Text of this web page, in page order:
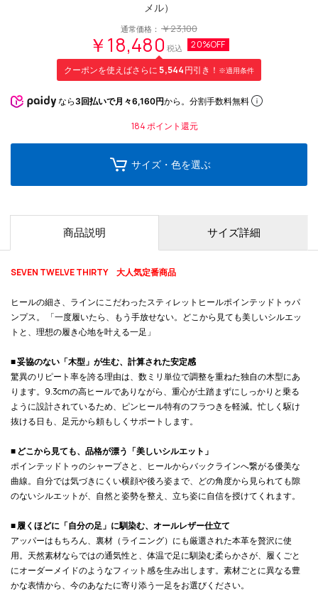
メル）
通常価格： ￥23,100
￥18,480 税込 20%OFF
クーポンを使えばさらに5,544円引き！ ※適用条件
なら 3回払いで月々6,160円から。分割手数料無料
184ポイント還元
サイズ・色を選ぶ
商品説明 サイズ詳細
SEVEN TWELVE THIRTY 大人気定番商品
ヒールの細さ、ラインにこだわったスティレットヒールポインテッドトゥパ
ンプス。 「一度履いたら、もう手放せない。どこから見ても美しいシルエッ
トと、理想の履き心地を叶える一足」
■ 妥協のない「木型」が生む、計算された安定感
驚異のリピート率を誇る理由は、数ミリ単位で調整を重ねた独自の木型にあ
ります。9.3cmの高ヒールでありながら、重心が土踏まずにしっかりと乗る
ように設計されているため、ピンヒール特有のフラつきを軽減。忙しく駆け
抜ける日も、足元から頼もしくサポートします。
■ どこから見ても、品格が漂う「美しいシルエット」
ポインテッドトゥのシャープさと、ヒールからバックラインへ繋がる優美な
曲線。自分では気づきにくい横顔や後ろ姿まで、どの角度から見られても隙
のないシルエットが、自然と姿勢を整え、立ち姿に自信を授けてくれます。
■ 履くほどに「自分の足」に馴染む、オールレザー仕立て
アッパーはもちろん、裏材（ライニング）にも厳選された本革を贅沢に使
用。天然素材ならではの通気性と、体温で足に馴染む柔らかさが、履くごと
にオーダーメイドのようなフィット感を生み出します。素材ごとに異なる豊
かな表情から、今のあなたに寄り添う一足をお選びください。